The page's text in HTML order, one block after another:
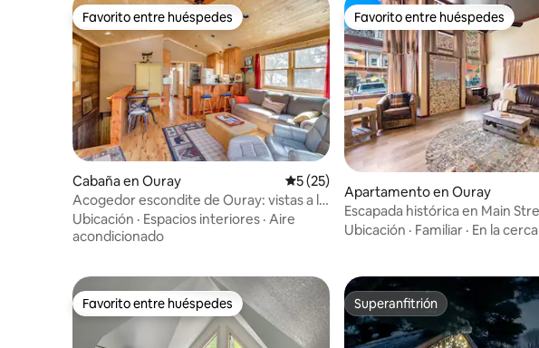
Favorito entre huéspedes
Favorito entre huéspedes
Cabaña en Ouray Calificación promedio: 5 de 5, 25 reseñas
5 (25)
Acogedor escondite de Ouray: vistas a la
montaña, a pocos pasos de Main
Ubicación · Espacios interiores · Aire
acondicionado
Favorito entre huéspedes
Favorito entre huéspedes
Apartamento en Ouray
Escapada histórica en Main
Perfecta para parejas
Ubicación · Familiar · En la
Favorito entre huéspedes
Favorito entre huéspedes Superanfitrión
Superanfitrión